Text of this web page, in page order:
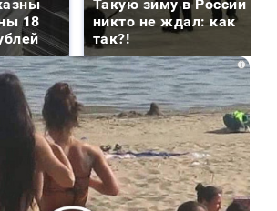
18
Такую зиму в России
никто не ждал: как
так?!
i